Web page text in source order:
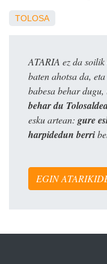
TOLOSA
ATARIA ez da
baten ahotsa da,
babesa behar
behar du
esku artean: gure
harpidedun berri
EGIN